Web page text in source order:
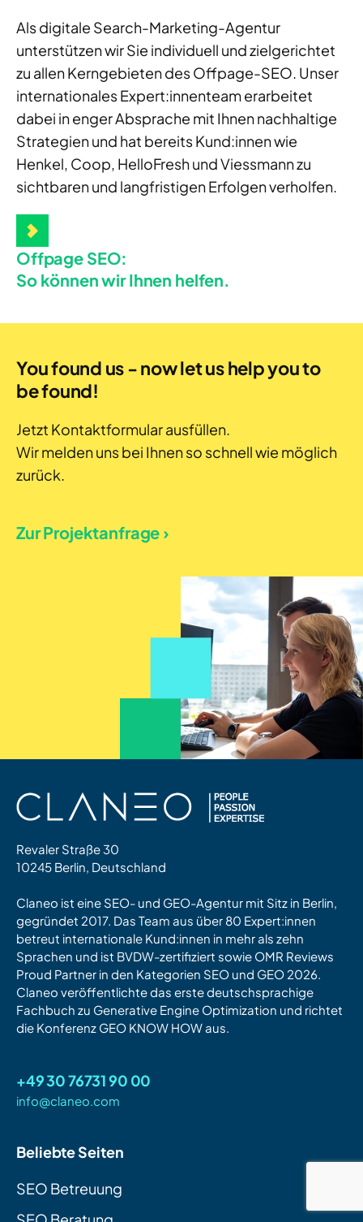
Als digitale Search-Marketing-Agentur
unterstützen wir Sie individuell und zielgerichtet
zu allen Kerngebieten des Offpage-SEO. Unser
internationales Expert:innenteam erarbeitet
dabei in enger Absprache mit Ihnen nachhaltige
Strategien und hat bereits Kund:innen wie
Henkel, Coop, HelloFresh und Viessmann zu
sichtbaren und langfristigen Erfolgen verholfen.
Offpage SEO:
So können wir Ihnen helfen.
You found us - now let us help you to
be found!
Jetzt Kontaktformular ausfüllen.
Wir melden uns bei Ihnen so schnell wie möglich
zurück.
Zur Projektanfrage ›
Revaler Straße 30
10245 Berlin, Deutschland
Claneo ist eine SEO- und GEO-Agentur mit Sitz in Berlin,
gegründet 2017. Das Team aus über 80 Expert:innen
betreut internationale Kund:innen in mehr als zehn
Sprachen und ist BVDW-zertifiziert sowie OMR Reviews
Proud Partner in den Kategorien SEO und GEO 2026.
Claneo veröffentlichte das erste deutschsprachige
Fachbuch zu Generative Engine Optimization und richtet
die Konferenz GEO KNOW HOW aus.
+49 30 76731 90 00
info@claneo.com
Beliebte Seiten
SEO Betreuung